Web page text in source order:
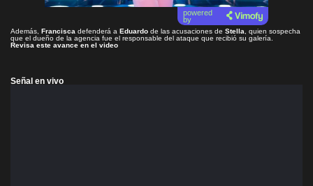
powered
by
Además, Francisca defenderá a Eduardo de las acusaciones de Stella , quien sospecha
que el dueño de la agencia fue el responsable del ataque que recibió su galería.
Revisa este avance en el video
Señal en vivo